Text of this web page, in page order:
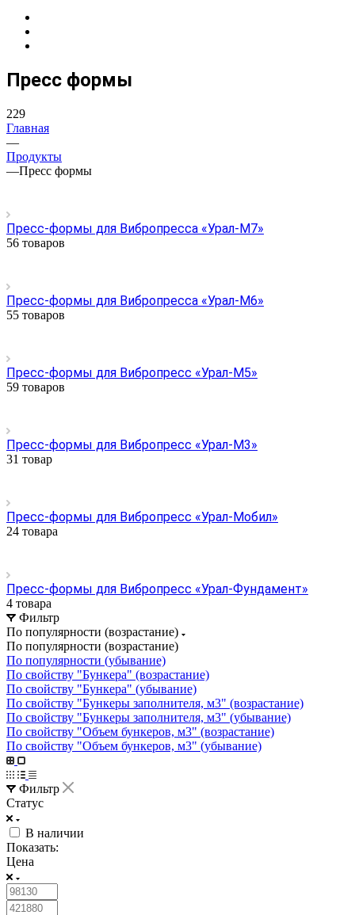
Пресс формы
229
Главная
—
Продукты
—Пресс формы
Пресс-формы для Вибропресса «Урал-М7»
56 товаров
Пресс-формы для Вибропресса «Урал-М6»
55 товаров
Пресс-формы для Вибропресс «Урал-М5»
59 товаров
Пресс-формы для Вибропресс «Урал-М3»
31 товар
Пресс-формы для Вибропресс «Урал-Мобил»
24 товара
Пресс-формы для Вибропресс «Урал-Фундамент»
4 товара
Фильтр
По популярности (возрастание)
По популярности (возрастание)
По популярности (убывание)
По свойству "Бункера" (возрастание)
По свойству "Бункера" (убывание)
По свойству "Бункеры заполнителя, м3" (возрастание)
По свойству "Бункеры заполнителя, м3" (убывание)
По свойству "Объем бункеров, м3" (возрастание)
По свойству "Объем бункеров, м3" (убывание)
Фильтр
Статус
В наличии
Показать:
Цена